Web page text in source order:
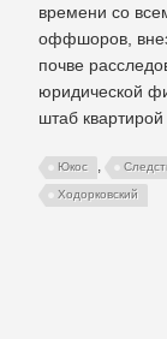
времени со
оффшоров,
почве
юридической
штаб
Юкос ,
Ходорковский